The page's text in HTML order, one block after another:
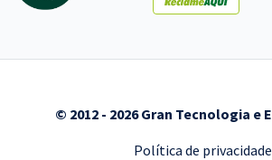
© 2012 - 2026 Gran Tecnologia e
Política de privacidade